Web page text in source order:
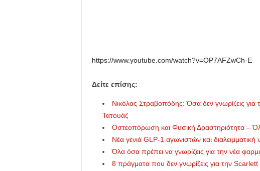
https://www.youtube.com/watch?v=OP7AFZwCh-E
Δείτε επίσης:
Νικόλας Στραβοπόδης: Όσα δεν γνωρίζεις
Τατουάζ
Οστεοπόρωση και Φυσική Δραστηριότητα –
Νέα γενιά GLP-1 αγωνιστών και
Όλα όσα πρέπει να γνωρίζεις για την νέα
8 πράγματα που δεν γνωρίζεις για την